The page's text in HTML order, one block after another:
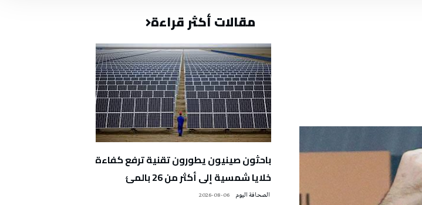
مقالات أكثر قراءة
باحثون صينيون يطورون تقنية ترفع كفاءة
خلايا شمسية إلى أكثر من 26 بالمئ
2026-08-06